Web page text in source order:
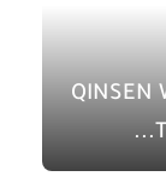
QINSEN